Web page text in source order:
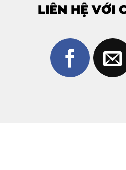
Dấu hiệu cần thay
LIÊN HỆ VỚI